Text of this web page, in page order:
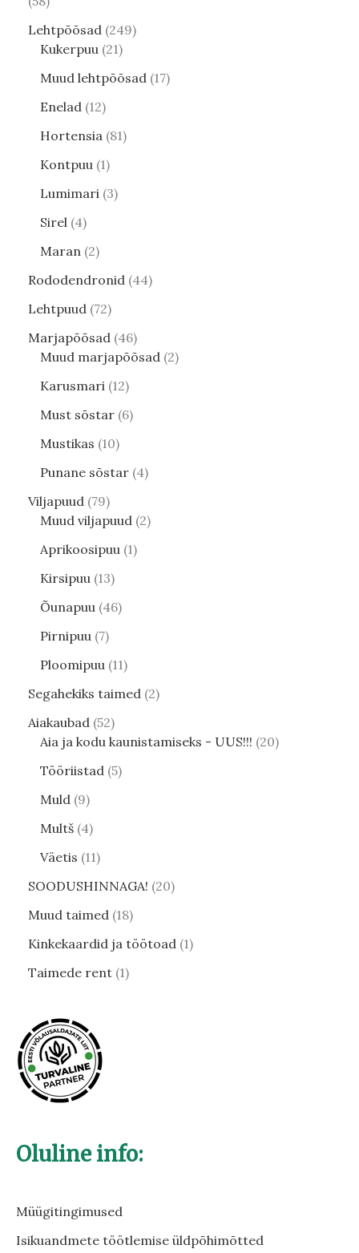
Lehtpõõsad 249
Kukerpuu 21
Muud lehtpõõsad 17
Enelad 12
Hortensia 81
Kontpuu 1
Lumimari 3
Sirel 4
Maran 2
Rododendronid 44
Lehtpuud 72
Marjapõõsad 46
Muud marjapõõsad 2
Karusmari 12
Must sõstar 6
Mustikas 10
Punane sõstar 4
Viljapuud 79
Muud viljapuud 2
Aprikoosipuu 1
Kirsipuu 13
Õunapuu 46
Pirnipuu 7
Ploomipuu 11
Segahekiks taimed 2
Aiakaubad 52
Aia ja kodu kaunistamiseks - UUS!!! 20
Tööriistad 5
Muld 9
Multš 4
Väetis 11
SOODUSHINNAGA! 20
Muud taimed 18
Kinkekaardid ja töötoad 1
Taimede rent 1
Oluline info:
Müügitingimused
Isikuandmete töötlemise üldpõhimõtted